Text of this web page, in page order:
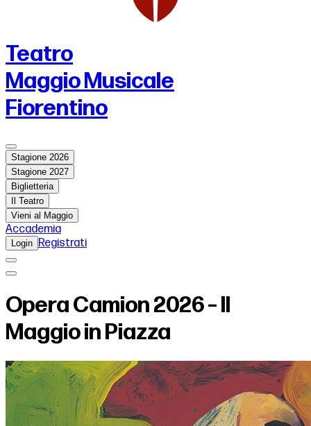
Teatro
Maggio Musicale
Fiorentino
Stagione 2026
Stagione 2027
Biglietteria
Il Teatro
Vieni al Maggio
Accademia
Login Registrati
Opera Camion 2026 – Il
Maggio in Piazza